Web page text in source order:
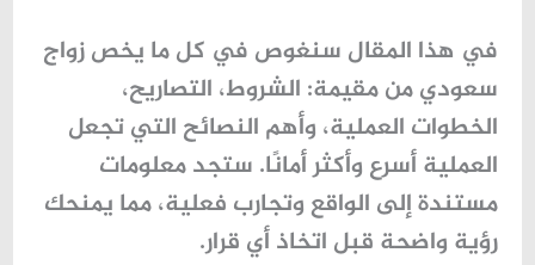
في هذا المقال سنغوص في كل ما يخصزواج
سعودي من مقيمة: الشروط، التصاريح،
الخطوات العملية، وأهم النصائح التي تجعل
العملية أسرع وأكثر أمانًا. ستجد معلومات
مستندة إلى الواقع وتجارب فعلية، مما يمنحك
رؤية واضحة قبل اتخاذ أي قرار.